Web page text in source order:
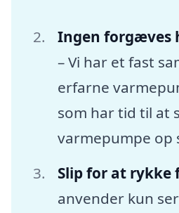
Ingen forgæves
– Vi har et fast
erfarne
som har tid til at
varmepumpe op
Slip for at rykke
anvender kun